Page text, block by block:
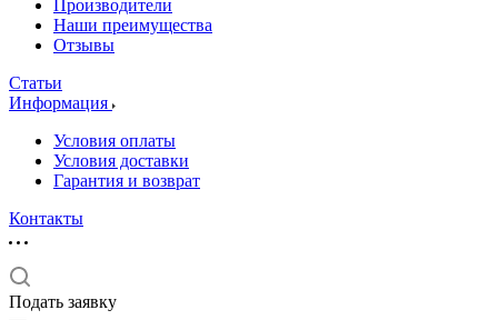
Производители
Наши преимущества
Отзывы
Статьи
Информация
Условия оплаты
Условия доставки
Гарантия и возврат
Контакты
Подать заявку